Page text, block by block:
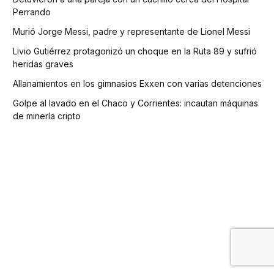
Perrando
Murió Jorge Messi, padre y representante de Lionel Messi
Livio Gutiérrez protagonizó un choque en la Ruta 89 y sufrió
heridas graves
Allanamientos en los gimnasios Exxen con varias detenciones
Golpe al lavado en el Chaco y Corrientes: incautan máquinas
de minería cripto